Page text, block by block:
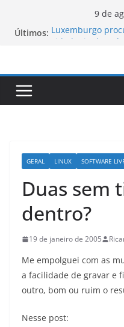
9 de
Últimos: Luxemburgo
Luxemburgo e
GERAL LINUX SOFTWARE
Duas sem
dentro?
19 de janeiro de 2005
Me empolguei com as
a facilidade de gravar e
outro, bom ou ruim o
Nesse post: